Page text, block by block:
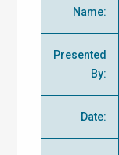
Name:
Presented
By:
Date: